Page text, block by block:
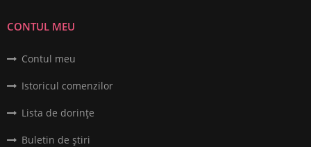
CONTUL MEU
Contul meu
Istoricul comenzilor
Lista de dorințe
Buletin de știri